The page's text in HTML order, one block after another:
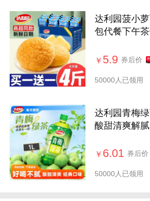
达利园菠小
包代餐下午
￥ 5.9 券后价
50000人已领用
达利园青梅
酸甜清爽解
￥ 6.01 券后价
50000人已领用